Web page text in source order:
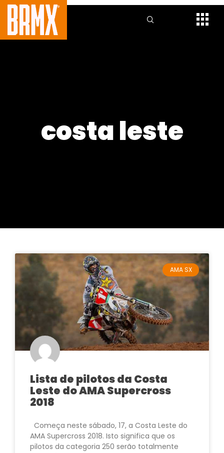
costa leste
AMA SX
Lista de pilotos da Costa
Leste do AMA Supercross
2018
Começa neste sábado, 17, a Costa Leste do
AMA Supercross 2018. Isto significa que os
pilotos da categoria 250 serão totalmente